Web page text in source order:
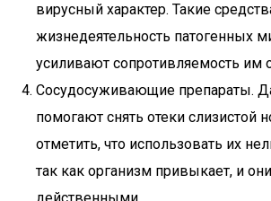
вирусный характер. Такие
жизнедеятельность патогенных
усиливают сопротивляемость им
Сосудосуживающие препараты.
помогают снять отеки слизистой
отметить, что использовать их
так как организм привыкает, и